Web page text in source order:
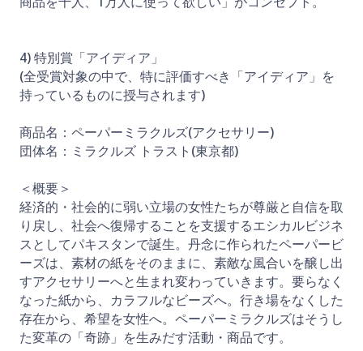
4) 特別賞「アイディア」
(全受賞対象の中で、特に評価すべき「アイディア」を
持っているものに授与されます)
商品名：ペーパーミラクルズ(アクセサリー)
団体名：ミラクルズ トラスト(東京都)
＜概要＞
経済的・社会的に弱い立場の女性たちが尊厳と自信を取
り戻し、社会へ復帰することを支援するエシカルビジネ
スとしてパキスタンで誕生。丹念に作られたペーパービ
ーズは、素材の紙をそのままに、素敵な風合いを醸し出
すアクセサリーへと生まれ変わっていきます。要らなく
なった紙から、カラフルなビーズへ。行き場をなくした
存在から、希望を女性へ。ペーパーミラクルズはそうし
た変革の「奇跡」を生みだす活動・商品です。